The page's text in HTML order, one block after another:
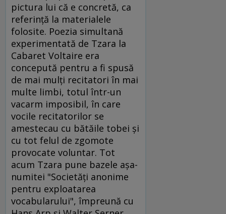
pictura lui că e concretă, ca
referinţă la materialele
folosite. Poezia simultană
experimentată de Tzara la
Cabaret Voltaire era
concepută pentru a fi spusă
de mai mulţi recitatori în mai
multe limbi, totul într-un
vacarm imposibil, în care
vocile recitatorilor se
amestecau cu bătăile tobei şi
cu tot felul de zgomote
provocate voluntar. Tot
acum Tzara pune bazele aşa-
numitei "Societăţi anonime
pentru exploatarea
vocabularului", împreună cu